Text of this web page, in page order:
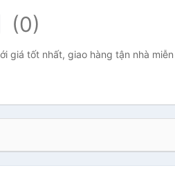
(0)
giá tốt nhất, giao hàng tận nhà